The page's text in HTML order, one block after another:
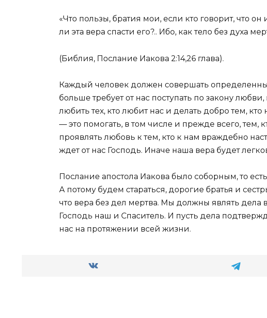
«Что пользы, братия мои, если кто говорит, что
ли эта вера спасти его?.. Ибо, как тело без духа
(Библия, Послание Иакова 2:14,26 глава).
Каждый человек должен совершать
больше требует от нас поступать по закону
любить тех, кто любит нас и делать добро тем,
— это помогать, в том числе и прежде всего, тем,
проявлять любовь к тем, кто к нам враждебно
ждет от нас Господь. Иначе наша вера будет
Послание апостола Иакова было соборным, то
А потому будем стараться, дорогие братья и
что вера без дел мертва. Мы должны являть дела
Господь наш и Спаситель. И пусть дела
нас на протяжении всей жизни.